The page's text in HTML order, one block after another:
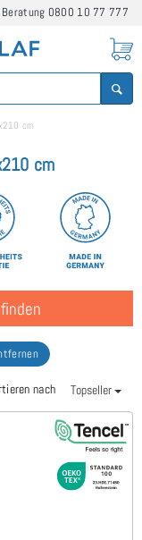
Beratung 0800 10 77 777
cm
cm
nach Topseller